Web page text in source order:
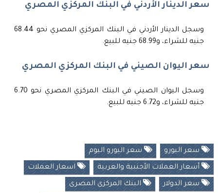
سعر الدينار الأردني في البنك المركزي المصري
وسجل الدينار الأردني في البنك المركزي المصري نحو 68.44
جنيه للشراء، و68.99 جنيه للبيع.
سعر اليوان الصيني في البنك المركزي المصري
وسجل اليوان الصيني في البنك المركزي المصري نحو 6.70
جنيه للشراء، و6.72 جنيه للبيع.
سعر اليورو سعر اليورو اليوم
أسعار العملات الأجنبية والعربية اسعار العملات
سعر الدولار البنك المركزى المصرى